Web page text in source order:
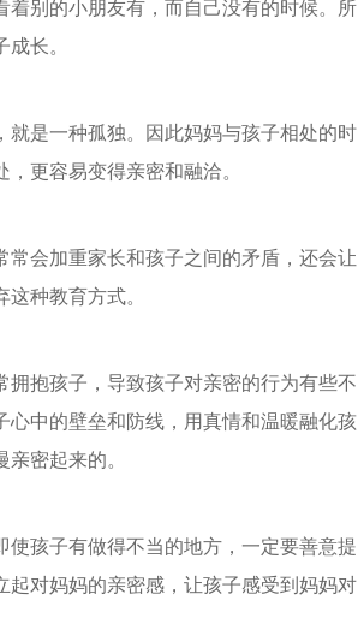
别的小朋友有，而自己没有的时候。所
长。
是一种孤独。因此妈妈与孩子相处的时
更容易变得亲密和融洽。
会加重家长和孩子之间的矛盾，还会让
种教育方式。
抱孩子，导致孩子对亲密的行为有些不
中的壁垒和防线，用真情和温暖融化孩
密起来的。
孩子有做得不当的地方，一定要善意提
对妈妈的亲密感，让孩子感受到妈妈对